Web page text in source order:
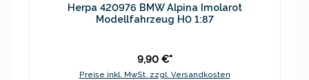
Herpa 420976 BMW Alpina Imolarot
Modellfahrzeug H0 1:87
9,90 €*
Preise inkl. MwSt. zzgl. Versandkosten